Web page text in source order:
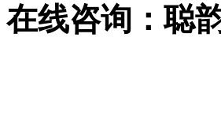
在线咨询：聪